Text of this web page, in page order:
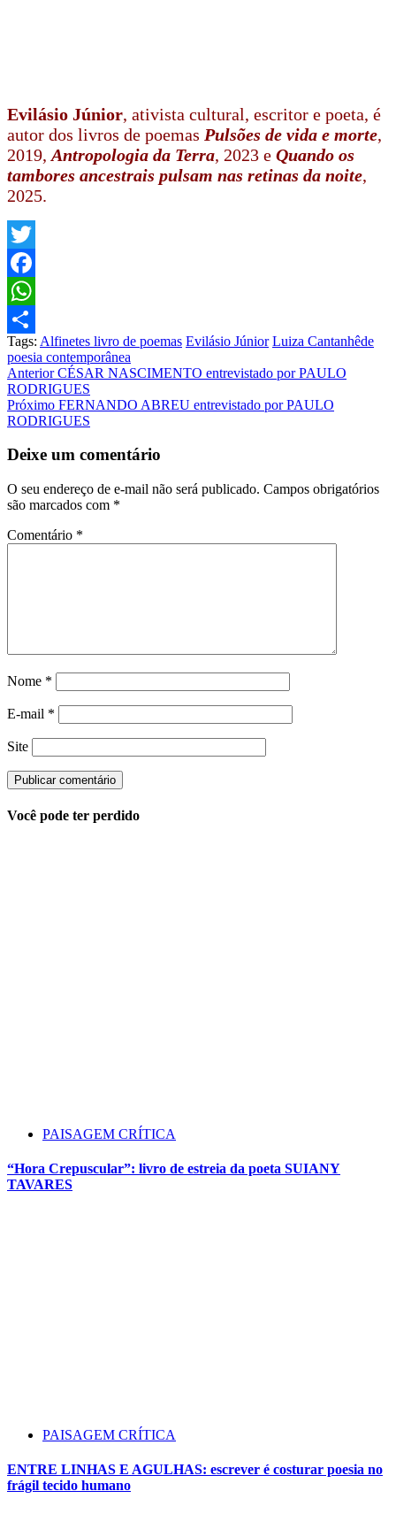
Evilásio Júnior, ativista cultural, escritor e poeta, é
autor dos livros de poemas Pulsões de vida e morte,
2019, Antropologia da Terra, 2023 e Quando os
tambores ancestrais pulsam nas retinas da noite,
2025.
Twitter
Facebook
WhatsApp
Share
Tags: Alfinetes livro de poemas Evilásio Júnior Luiza Cantanhêde
poesia contemporânea
Post
navigation
AnteriorCÉSAR NASCIMENTO entrevistado por PAULO
RODRIGUES
Próximo FERNANDO ABREU entrevistado por PAULO
RODRIGUES
Deixe um comentário
O seu endereço de e-mail não será publicado. Campos obrigatórios
são marcados com *
Comentário *
Nome *
E-mail *
Site
Você pode ter perdido
PAISAGEM CRÍTICA
“Hora Crepuscular”: livro de estreia da poeta SUIANY
TAVARES
PAISAGEM CRÍTICA
ENTRE LINHAS E AGULHAS: escrever é costurar poesia no
frágil tecido humano